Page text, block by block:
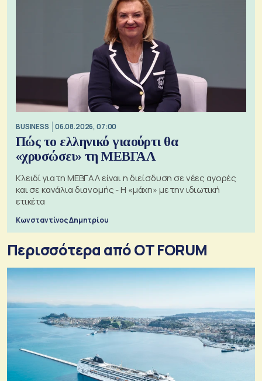
BUSINESS 06.08.2026, 07:00
Πώς το ελληνικό γιαούρτι θα
«χρυσώσει» τη ΜΕΒΓΑΛ
Κλειδί για τη ΜΕΒΓΑΛ είναι η διείσδυση σε νέες αγορές
και σε κανάλια διανομής - Η «μάχη» με την ιδιωτική
ετικέτα
Κωνσταντίνος Δημητρίου
Περισσότερα από OT FORUM